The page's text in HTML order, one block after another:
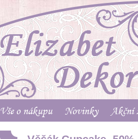
Vše o nákupu Novinky Akční